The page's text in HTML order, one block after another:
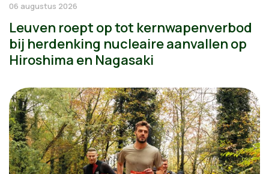
06 augustus 2026
Leuven roept op tot kernwapenverbod
bij herdenking nucleaire aanvallen op
Hiroshima en Nagasaki